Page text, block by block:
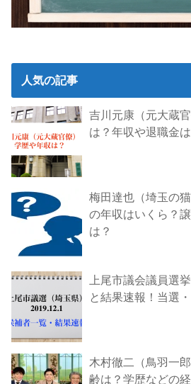
人気の記事
吉川元康（元大蔵
は？年収や退職金
梅田達也（埼玉の猫
の年収はいくら？
は？
上尾市議会議員選
と結果速報！当選
木村徹二（鳥羽一
齢は？学歴などの